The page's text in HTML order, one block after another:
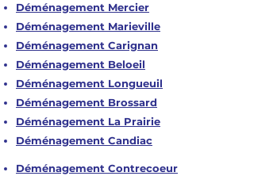
Déménagement Mercier
Déménagement Marieville
Déménagement Carignan
Déménagement Beloeil
Déménagement Longueuil
Déménagement Brossard
Déménagement La Prairie
Déménagement Candiac
Déménagement Contrecoeur